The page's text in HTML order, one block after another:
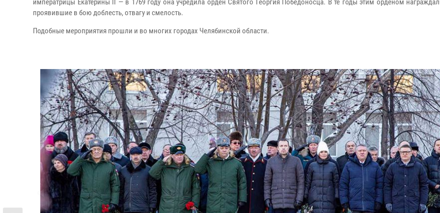
императрицы Екатерины II — в 1769 году она учредила орден Святого Георгия Победоносца. В те годы этим орденом
проявившие в бою доблесть, отвагу и смелость.
Подобные мероприятия прошли и во многих городах Челябинской области.